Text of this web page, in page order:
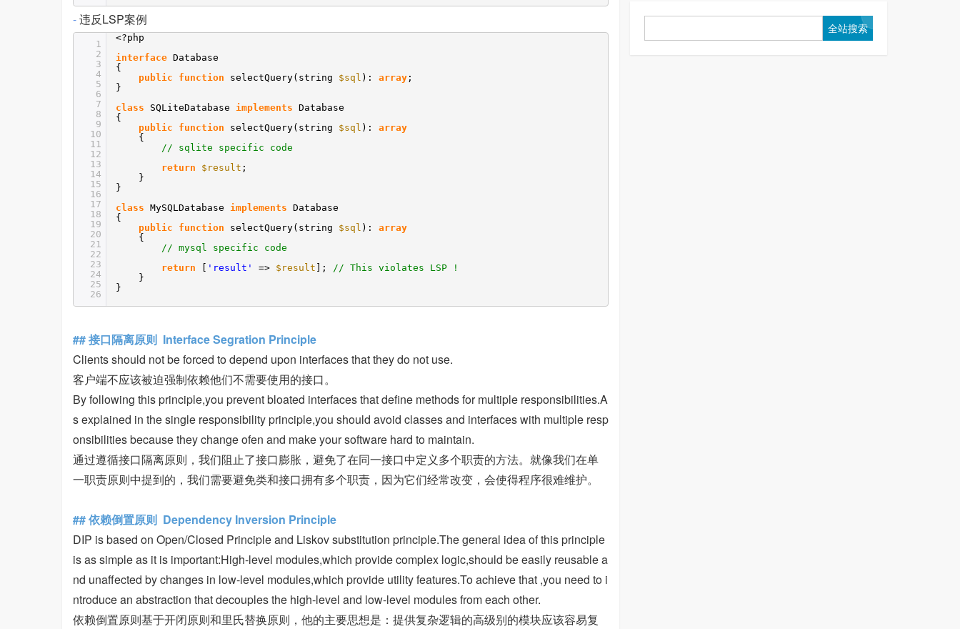
-违反LSP案例
1
2
3
4
5
6
7
8
9
10
11
12
13
14
15
16
17
18
19
20
21
22
23
24
25
26
<?php
interface Database
{
public
function selectQuery(string $sql ): array ;
}
class
SQLiteDatabase implements Database
{
public
function selectQuery(string $sql ): array
{
// sqlite specific code
return
$result ;
}
}
class MySQLDatabase implements Database
{
public
function selectQuery(string $sql ): array
{
// mysql specific code
return
[ 'result' => $result ];
// This violates LSP !
}
}
## 接口隔离原则 Interface Segration Principle
Clients should not be forced to depend upon interfaces that they do not use.
客户端不应该被迫强制依赖他们不需要使用的接口。
By following this principle,you prevent bloated interfaces that define methods for multiple responsibilities.A
s explained in the single responsibility principle,you should avoid classes and interfaces with multiple resp
onsibilities because they change ofen and make your software hard to maintain.
通过遵循接口隔离原则，我们阻止了接口膨胀，避免了在同一接口中定义多个职责的方法。就像我们在单
一职责原则中提到的，我们需要避免类和接口拥有多个职责，因为它们经常改变，会使得程序很难维护。
## 依赖倒置原则 Dependency Inversion Principle
DIP is based on Open/Closed Principle and Liskov substitution principle.The general idea of this principle
is as simple as it is important:High-level modules,which provide complex logic,should be easily reusable a
nd unaffected by changes in low-level modules,which provide utility features.To achieve that ,you need to i
ntroduce an abstraction that decouples the high-level and low-level modules from each other.
依赖倒置原则基于开闭原则和里氏替换原则，他的主要思想是：提供复杂逻辑的高级别的模块应该容易复